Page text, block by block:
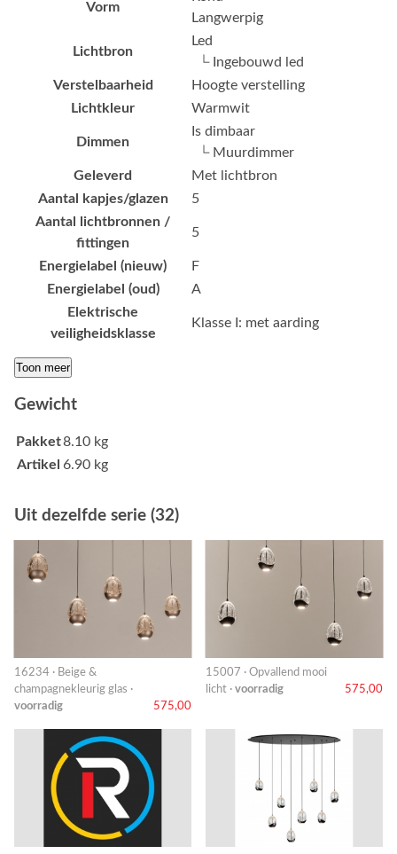
Vorm
Langwerpig
Lichtbron
Led
└ Ingebouwd led
Verstelbaarheid
Hoogte verstelling
Lichtkleur
Warmwit
Dimmen
Is dimbaar
└ Muurdimmer
Geleverd
Met lichtbron
Aantal kapjes/glazen
5
Aantal lichtbronnen /
fittingen
5
Energielabel (nieuw)
F
Energielabel (oud)
A
Elektrische
veiligheidsklasse
Klasse I: met aarding
Toon meer
Gewicht
Pakket8.10 kg
Artikel 6.90 kg
Uit dezelfde serie (32)
16234 · Beige &
champagnekleurig glas ·
voorradig
575,00
15007 · Opvallend mooi
licht · voorradig 575,00